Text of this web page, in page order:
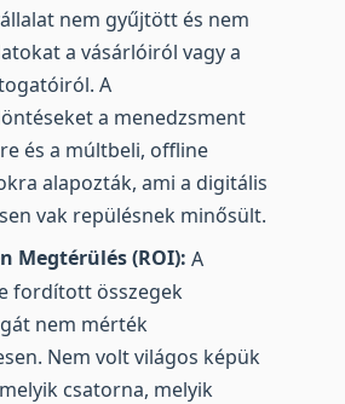
nem gyűjtött és nem
a vásárlóiról vagy a
A
a menedzsment
és a múltbeli, offline
alapozták, ami a digitális
vak repülésnek minősült.
Megtérülés (ROI): A
fordított összegek
nem mérték
Nem volt világos képük
csatorna, melyik